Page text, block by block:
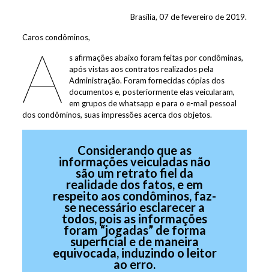
Brasília, 07 de fevereiro de 2019.
Caros condôminos,
A
s afirmações abaixo foram feitas por condôminas,
após vistas aos contratos realizados pela
Administração. Foram fornecidas cópias dos
documentos e, posteriormente elas veicularam,
em grupos de whatsapp e para o e-mail pessoal
dos condôminos, suas impressões acerca dos objetos.
Considerando que as
informações veiculadas não
são um retrato fiel da
realidade dos fatos, e em
respeito aos condôminos, faz-
se necessário esclarecer a
todos, pois as informações
foram “jogadas” de forma
superficial e de maneira
equivocada, induzindo o leitor
ao erro.